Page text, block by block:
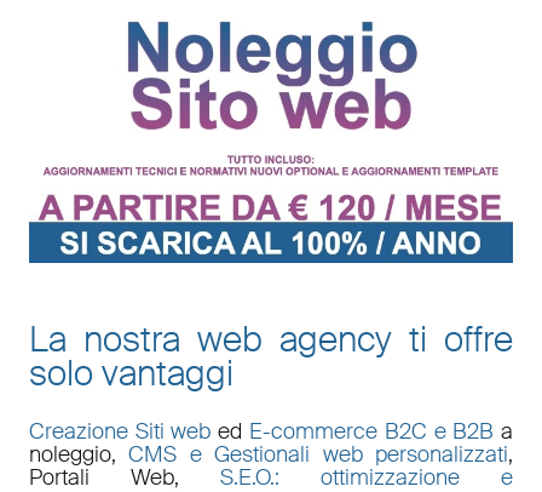
La nostra web agency ti offre
solo vantaggi
Creazione Siti web ed E-commerce B2C e B2B a
noleggio,CMS e Gestionali web personalizzati,
Portali Web,S.E.O.: ottimizzazione e